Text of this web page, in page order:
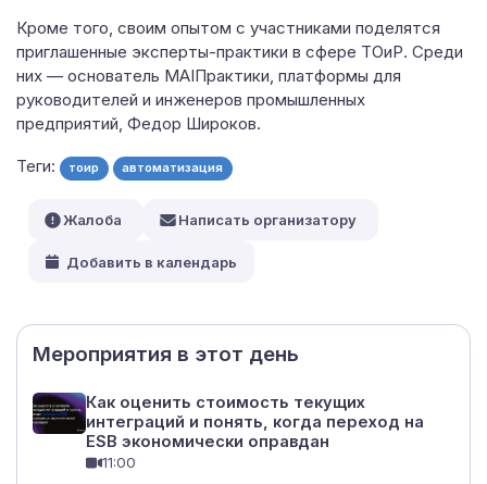
Кроме того, своим опытом с участниками поделятся
приглашенные эксперты-практики в сфере ТОиР. Среди
них — основатель MAIПрактики, платформы для
руководителей и инженеров промышленных
предприятий, Федор Широков.
Теги: тоир автоматизация
Мероприятия в этот день
Как оценить стоимость текущих
интеграций и понять, когда переход на
ESB экономически оправдан
11:00
Жалоба Написать организатору
Добавить в календарь